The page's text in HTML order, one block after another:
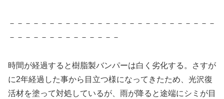
－－－－－－－－－－－－－－－－－－－－－－－－－－
－－－－－－－－－－－－－－
時間が経過すると樹脂製バンパーは白く劣化する。さすが
に2年経過した事から目立つ様になってきたため、光沢復
活材を塗って対処しているが、雨が降ると途端にシミが目